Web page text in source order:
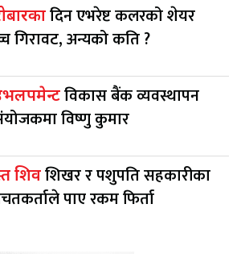
दिन एभरेष्ट कलरको शेयर
गिरावट, अन्यको कति ?
विकास बैंक व्यवस्थापन
विष्णु कुमार
शिवशिखर र पशुपति सहकारीका
पाए रकम फिर्ता